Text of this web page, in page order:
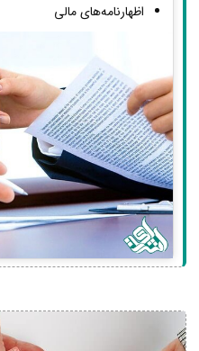
اظهارنامه‌های مالی